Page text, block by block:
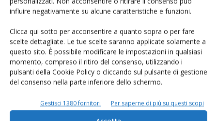
influire negativamente su alcune caratteristiche e funzioni.
Clicca qui sotto per acconsentire a quanto sopra o per fare
scelte dettagliate. Le tue scelte saranno applicate solamente a
questo sito. È possibile modificare le impostazioni in qualsiasi
momento, compreso il ritiro del consenso, utilizzando i
pulsanti della Cookie Policy o cliccando sul pulsante di gestione
del consenso nella parte inferiore dello schermo.
Gestisci 1380 fornitori Per saperne di più su questi scopi
Tecniche, prodotti e servizi dalle aziende
Un modo semplice per cercare un'azienda o un